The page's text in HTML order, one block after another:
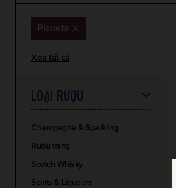
Planeta
Xóa tất cả
LOẠI RƯỢU
Champagne & Sparkling
Rượu vang
Scotch Whisky
Spirits & Liqueurs